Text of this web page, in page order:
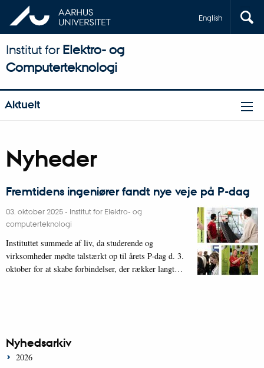
English
Institut forElektro- og
Computerteknologi
Aktuelt
Nyheder
Fremtidens ingeniører fandt nye veje på P-dag
03. oktober 2025- Institut for Elektro- og
computerteknologi
Instituttet summede af liv, da studerende og
virksomheder mødte talstærkt op til årets P-dag d. 3.
oktober for at skabe forbindelser, der rækker langt…
Nyhedsarkiv
2026